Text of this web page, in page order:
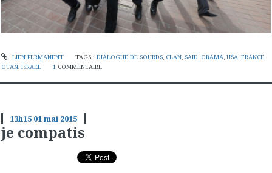
LIEN PERMANENT TAGS : DIALOGUE DE SOURDS, CLAN, SAID, OBAMA, USA, FRANCE,
OTAN, ISRAEL 1 COMMENTAIRE
13h15 01mai 2015
je compatis